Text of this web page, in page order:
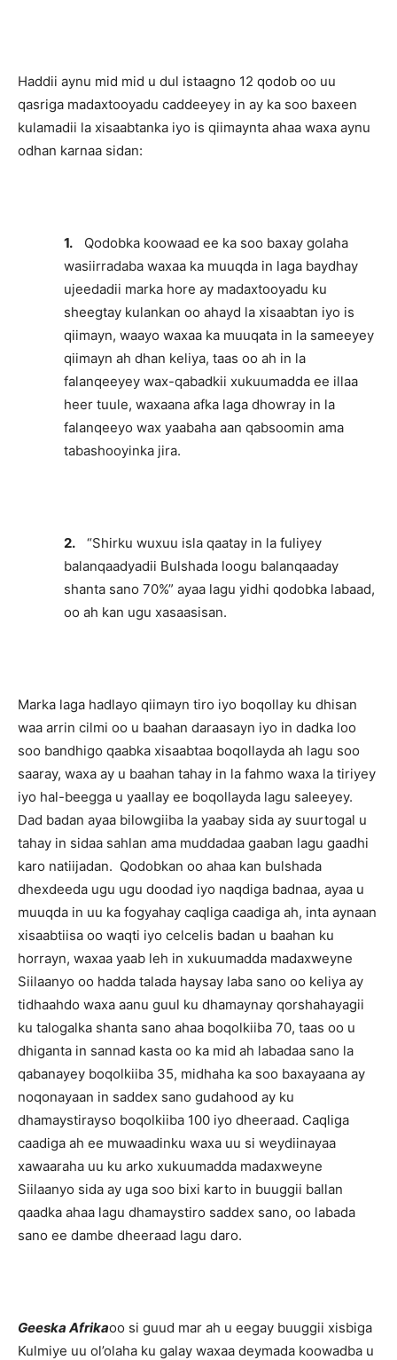
Haddii aynu mid mid u dul istaagno 12 qodob oo uu
qasriga madaxtooyadu caddeeyey in ay ka soo baxeen
kulamadii la xisaabtanka iyo is qiimaynta ahaa waxa aynu
odhan karnaa sidan:
1.
Qodobka koowaad ee ka soo baxay golaha
wasiirradaba waxaa ka muuqda in laga baydhay
ujeedadii marka hore ay madaxtooyadu ku
sheegtay kulankan oo ahayd la xisaabtan iyo is
qiimayn, waayo waxaa ka muuqata in la sameeyey
qiimayn ah dhan keliya, taas oo ah in la
falanqeeyey wax-qabadkii xukuumadda ee illaa
heer tuule, waxaana afka laga dhowray in la
falanqeeyo wax yaabaha aan qabsoomin ama
tabashooyinka jira.
2.
“Shirku wuxuu isla qaatay in la fuliyey
balanqaadyadii Bulshada loogu balanqaaday
shanta sano 70%” ayaa lagu yidhi qodobka labaad,
oo ah kan ugu xasaasisan.
Marka laga hadlayo qiimayn tiro iyo boqollay ku dhisan
waa arrin cilmi oo u baahan daraasayn iyo in dadka loo
soo bandhigo qaabka xisaabtaa boqollayda ah lagu soo
saaray, waxa ay u baahan tahay in la fahmo waxa la tiriyey
iyo hal-beegga u yaallay ee boqollayda lagu saleeyey.
Dad badan ayaa bilowgiiba la yaabay sida ay suurtogal u
tahay in sidaa sahlan ama muddadaa gaaban lagu gaadhi
karo natiijadan. Qodobkan oo ahaa kan bulshada
dhexdeeda ugu ugu doodad iyo naqdiga badnaa, ayaa u
muuqda in uu ka fogyahay caqliga caadiga ah, inta aynaan
xisaabtiisa oo waqti iyo celcelis badan u baahan ku
horrayn, waxaa yaab leh in xukuumadda madaxweyne
Siilaanyo oo hadda talada haysay laba sano oo keliya ay
tidhaahdo waxa aanu guul ku dhamaynay qorshahayagii
ku talogalka shanta sano ahaa boqolkiiba 70, taas oo u
dhiganta in sannad kasta oo ka mid ah labadaa sano la
qabanayey boqolkiiba 35, midhaha ka soo baxayaana ay
noqonayaan in saddex sano gudahood ay ku
dhamaystirayso boqolkiiba 100 iyo dheeraad. Caqliga
caadiga ah ee muwaadinku waxa uu si weydiinayaa
xawaaraha uu ku arko xukuumadda madaxweyne
Siilaanyo sida ay uga soo bixi karto in buuggii ballan
qaadka ahaa lagu dhamaystiro saddex sano, oo labada
sano ee dambe dheeraad lagu daro.
Geeska Afrikaoo si guud mar ah u eegay buuggii xisbiga
Kulmiye uu ol’olaha ku galay waxaa deymada koowadba u